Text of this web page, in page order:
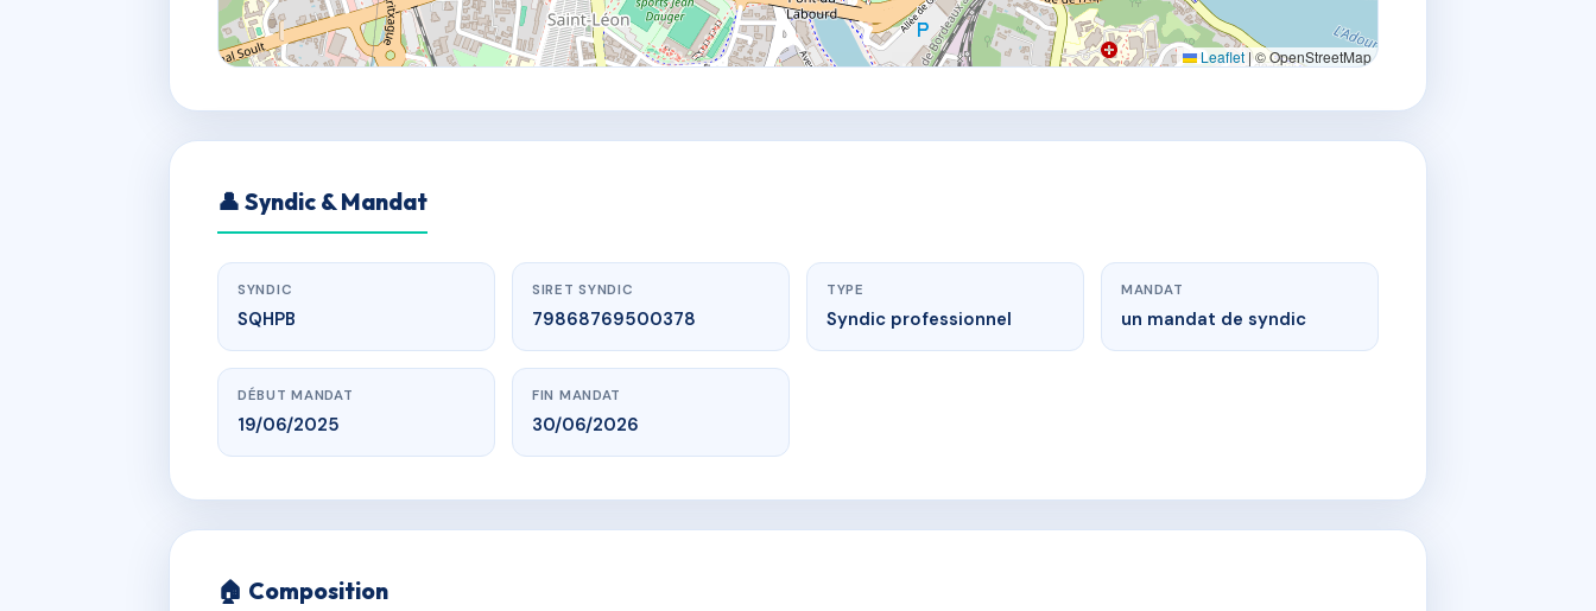
Leaflet |© OpenStreetMap
👤 Syndic & Mandat
SYNDIC
SQHPB
SIRET SYNDIC
79868769500378
TYPE
Syndic professionnel
MANDAT
un mandat de syndic
DÉBUT MANDAT
19/06/2025
FIN MANDAT
30/06/2026
🏠 Composition